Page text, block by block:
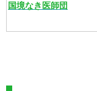
国境なき医師団